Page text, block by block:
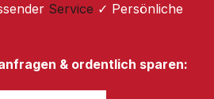
Service ✓ Persönliche
& ordentlich sparen: